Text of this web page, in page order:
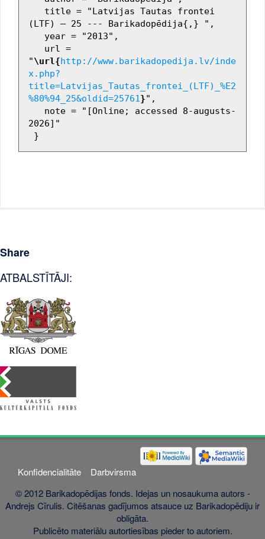
(LTF) — 25 --- Barikadopēdija{,} ",
"\url{http://www.barikadopedija.lv/inde
x.php?
title=Latvijas_Tautas_frontei_(LTF)_%E2
%80%94_25&oldid=25761}",
2026]"
Share
ATBALSTĪTĀJI:
Konfidencialitāte
Darbvirsma
© 2012 Barikadopēdijas fonds. Idejas un nosaukuma autors -
Andrejs Cīrulis. Citēšanas gadījumos atsauce uz Barikadopēdiju ir
obligāta.
Publicēto materiālu autortiesības pieder to autoriem.